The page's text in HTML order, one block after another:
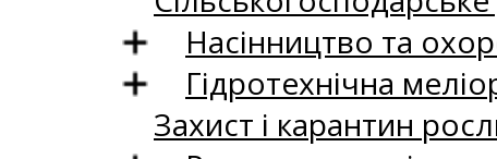
Насінництво та
Гідротехнічна
Захист і карантин